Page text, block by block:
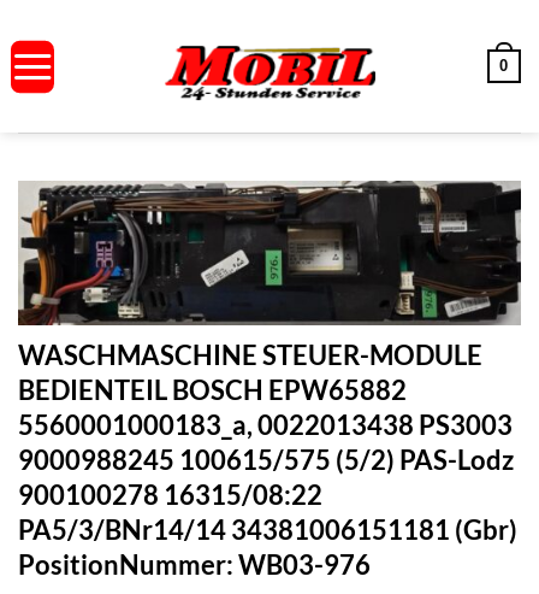
Inhalt
springen
0
WASCHMASCHINE STEUER-MODULE
BEDIENTEIL BOSCH EPW65882
5560001000183_a, 0022013438 PS3003
9000988245 100615/575 (5/2) PAS-Lodz
900100278 16315/08:22
PA5/3/BNr14/14 34381006151181 (Gbr)
PositionNummer: WB03-976